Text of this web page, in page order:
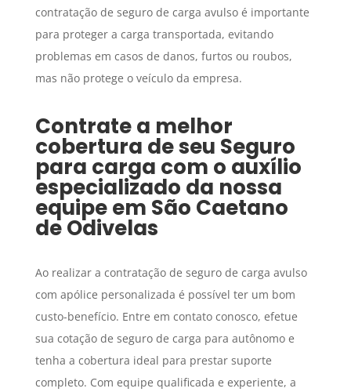
contratação de seguro de carga avulso é importante
para proteger a carga transportada, evitando
problemas em casos de danos, furtos ou roubos,
mas não protege o veículo da empresa.
Contrate a melhor
cobertura de seu Seguro
para carga com o auxílio
especializado da nossa
equipe em São Caetano
de Odivelas
Ao realizar a contratação de seguro de carga avulso
com apólice personalizada é possível ter um bom
custo-benefício. Entre em contato conosco, efetue
sua cotação de seguro de carga para autônomo e
tenha a cobertura ideal para prestar suporte
completo. Com equipe qualificada e experiente, a